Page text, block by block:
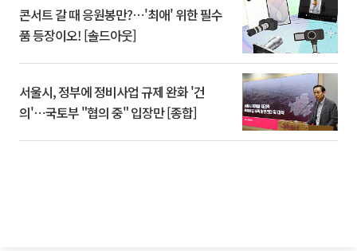
콘서트 갈 때 응원봉만?⋯'최애' 위한 필수
품 등장이오! [솔드아웃]
서울시, 정부에 정비사업 규제 완화 '건
의'⋯국토부 "협의 중" 입장만 [종합]